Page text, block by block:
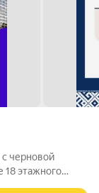
черновой
18 этажного